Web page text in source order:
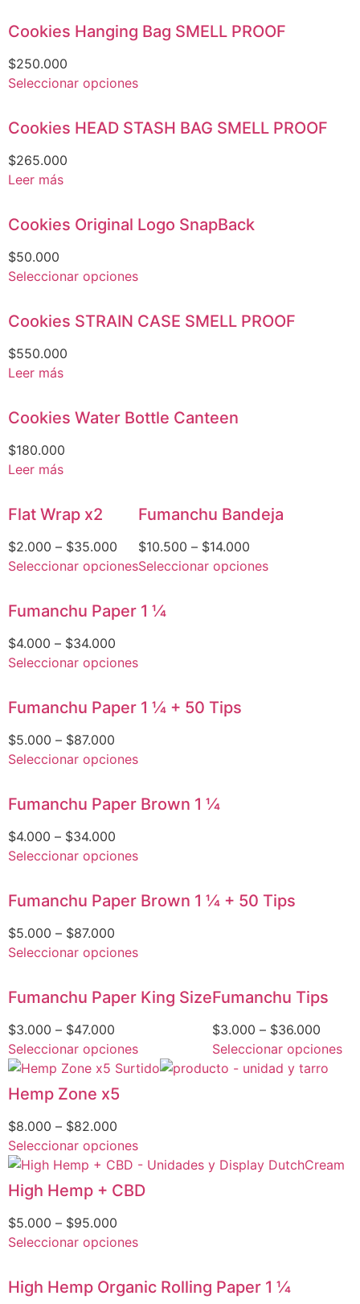
Cookies Hanging Bag SMELL PROOF
$250.000
Seleccionar opciones
Cookies HEAD STASH BAG SMELL PROOF
$265.000
Leer más
Cookies Original Logo SnapBack
$50.000
Seleccionar opciones
Cookies STRAIN CASE SMELL PROOF
$550.000
Leer más
Cookies Water Bottle Canteen
$180.000
Leer más
Flat Wrap x2
$2.000 – $35.000
Seleccionar opciones
Fumanchu Bandeja
$10.500 – $14.000
Seleccionar opciones
Fumanchu Paper 1 1⁄4
$4.000 – $34.000
Seleccionar opciones
Fumanchu Paper 1 1⁄4 + 50 Tips
$5.000 – $87.000
Seleccionar opciones
Fumanchu Paper Brown 1 1⁄4
$4.000 – $34.000
Seleccionar opciones
Fumanchu Paper Brown 1 1⁄4 + 50 Tips
$5.000 – $87.000
Seleccionar opciones
Fumanchu Paper King Size
$3.000 – $47.000
Seleccionar opciones
Fumanchu Tips
$3.000 – $36.000
Seleccionar opciones
Hemp Zone x5
$8.000 – $82.000
Seleccionar opciones
High Hemp + CBD
$5.000 – $95.000
Seleccionar opciones
High Hemp Organic Rolling Paper 1 1⁄4